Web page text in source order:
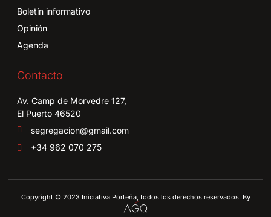
Boletín informativo
Opinión
Agenda
Contacto
Av. Camp de Morvedre 127,
El Puerto 46520
segregacion@gmail.com
+34 962 070 275
Copyright © 2023 Iniciativa Porteña, todos los derechos reservados. By